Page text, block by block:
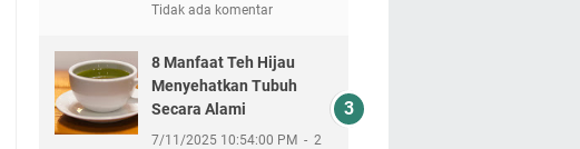
Tidak ada komentar
8 Manfaat Teh Hijau
Menyehatkan Tubuh
Secara Alami
7/11/2025 10:54:00 PM
2